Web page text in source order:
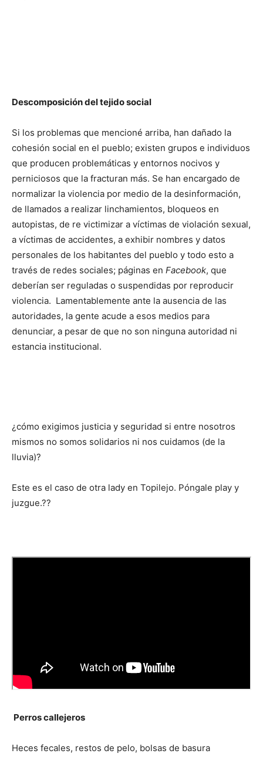
Descomposición del tejido social
Si los problemas que mencioné arriba, han dañado la
cohesión social en el pueblo; existen grupos e individuos
que producen problemáticas y entornos nocivos y
perniciosos que la fracturan más. Se han encargado de
normalizar la violencia por medio de la desinformación,
de llamados a realizar linchamientos, bloqueos en
autopistas, de re victimizar a víctimas de violación sexual,
a víctimas de accidentes, a exhibir nombres y datos
personales de los habitantes del pueblo y todo esto a
través de redes sociales; páginas en Facebook, que
deberían ser reguladas o suspendidas por reproducir
violencia. Lamentablemente ante la ausencia de las
autoridades, la gente acude a esos medios para
denunciar, a pesar de que no son ninguna autoridad ni
estancia institucional.
¿cómo exigimos justicia y seguridad si entre nosotros
mismos no somos solidarios ni nos cuidamos (de la
lluvia)?
Este es el caso de otra lady en Topilejo. Póngale play y
juzgue.??
Perros callejeros
Heces fecales, restos de pelo, bolsas de basura